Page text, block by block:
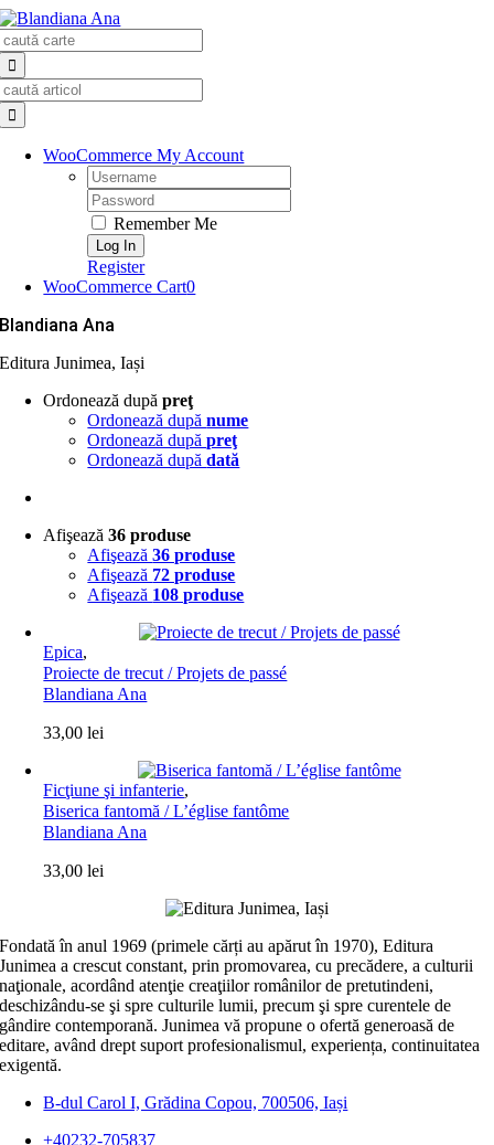
Skip
to
content
WooCommerce My Account
Username:
Password:
Remember Me
Register
WooCommerce Cart0
Blandiana Ana
Editura Junimea, Iași
Ordonează dupăpreţ
Ordonează dupănume
Ordonează dupăpreţ
Ordonează dupădată
Afişează36 produse
Afişează36 produse
Afişează 72 produse
Afişează 108 produse
Epica,
Proiecte de trecut / Projets de passé
Blandiana Ana
33,00lei
Ficţiune şi infanterie,
Biserica fantomă / L’église fantôme
Blandiana Ana
33,00lei
Fondată în anul 1969 (primele cărți au apărut în 1970), Editura
Junimea a crescut constant, prin promovarea, cu precădere, a culturii
naţionale, acordând atenţie creaţiilor românilor de pretutindeni,
deschizându-se şi spre culturile lumii, precum şi spre curentele de
gândire contemporană. Junimea vă propune o ofertă generoasă de
editare, având drept suport profesionalismul, experiența, continuitatea
exigentă.
B-dul Carol I, Grădina Copou, 700506, Iași
+40232-705837